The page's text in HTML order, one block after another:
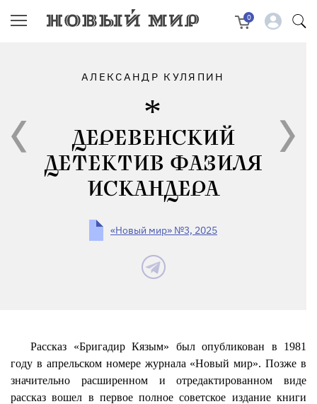
0
АЛЕКСАНДР КУЛЯПИН
ДЕРЕВЕНСКИЙ
ДЕТЕКТИВ ФАЗИЛЯ
ИСКАНДЕРА
«Новый мир» №3, 2025
Рассказ «БригадирКязым» был опубликован в 1981
году в апрельском номере журнала «Новый мир». Позже в
значительно расширенном и отредактированном виде
рассказ вошел в первое полное советское издание книги